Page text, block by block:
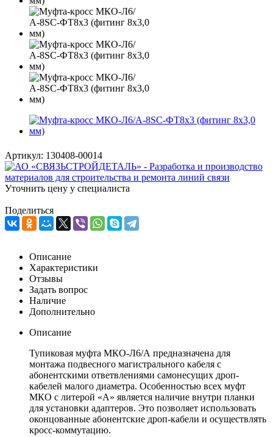
Артикул: 130408-00014
Уточнить цену у специалиста
Поделиться
Описание
Характеристики
Отзывы
Задать вопрос
Наличие
Дополнительно
Описание
Тупиковая муфта МКО-Л6/А предназначена для
монтажа подвесного магистрального кабеля с
абонентскими ответвлениями самонесущих дроп-
кабелей малого диаметра. Особенностью всех муфт
МКО с литерой «А» является наличие внутри планки
для установки адаптеров. Это позволяет использовать
оконцованные абонентские дроп-кабели и осуществлять
кросс-коммутацию.